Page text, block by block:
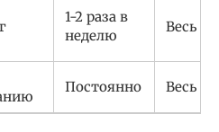
1-2 раза в
неделю
Весь
Постоянно Весь